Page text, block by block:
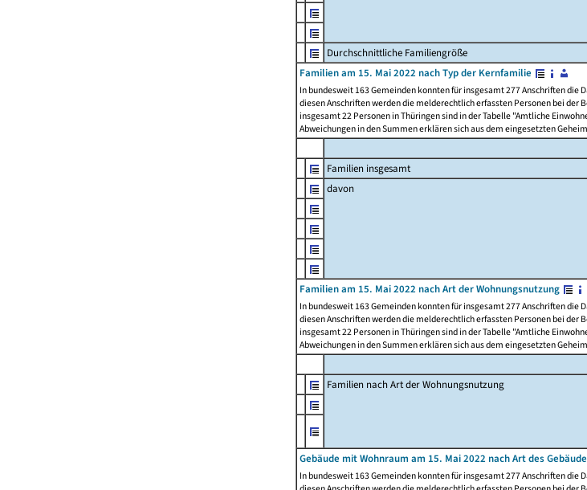
Durchschnittliche Familiengröße
Familien am 15. Mai 2022 nach Typ der Kernfamilie
In bundesweit 163 Gemeinden konnten für insgesamt 277 Anschriften
diesen Anschriften werden die melderechtlich erfassten Personen bei
insgesamt 22 Personen in Thüringen sind in der Tabelle "Amtliche
Abweichungen in den Summen erklären sich aus dem eingesetzten
Familien insgesamt
davon
Familien am 15. Mai 2022 nach Art der Wohnungsnutzung
In bundesweit 163 Gemeinden konnten für insgesamt 277 Anschriften
diesen Anschriften werden die melderechtlich erfassten Personen bei
insgesamt 22 Personen in Thüringen sind in der Tabelle "Amtliche
Abweichungen in den Summen erklären sich aus dem eingesetzten
Familien nach Art der Wohnungsnutzung
Gebäude mit Wohnraum am 15. Mai 2022 nach Art des
In bundesweit 163 Gemeinden konnten für insgesamt 277 Anschriften